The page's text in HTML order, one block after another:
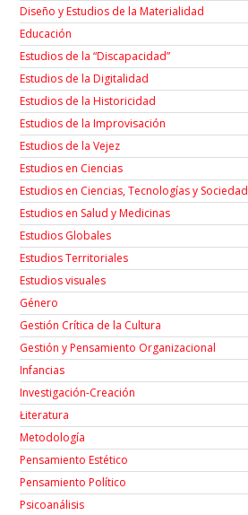
Diseño y Estudios de la Materialidad
Educación
Estudios de la “Discapacidad”
Estudios de la Digitalidad
Estudios de la Historicidad
Estudios de la Improvisación
Estudios de la Vejez
Estudios en Ciencias
Estudios en Ciencias, Tecnologías y Sociedad
Estudios en Salud y Medicinas
Estudios Globales
Estudios Territoriales
Estudios visuales
Género
Gestión Crítica de la Cultura
Gestión y Pensamiento Organizacional
Infancias
Investigación-Creación
Łiteratura
Metodología
Pensamiento Estético
Pensamiento Político
Psicoanálisis